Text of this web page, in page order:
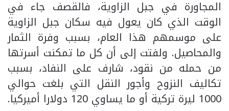
المجاورة في جبل الزاوية، فالقصف جاء في
الوقت الذي كان يعول فيه سكان جبل الزاوية
على موسمهم هذا العام، بسبب وفرة الثمار
والمحاصيل. ولفتت إلى أن كل ما تمكنت أسرتها
من حمله من نقود، شارف على النفاد، بسبب
تكاليف النزوح وأجور النقل التي بلغت حوالي
1000 ليرة تركية أو ما يساوي 120 دولارا أميركيا.